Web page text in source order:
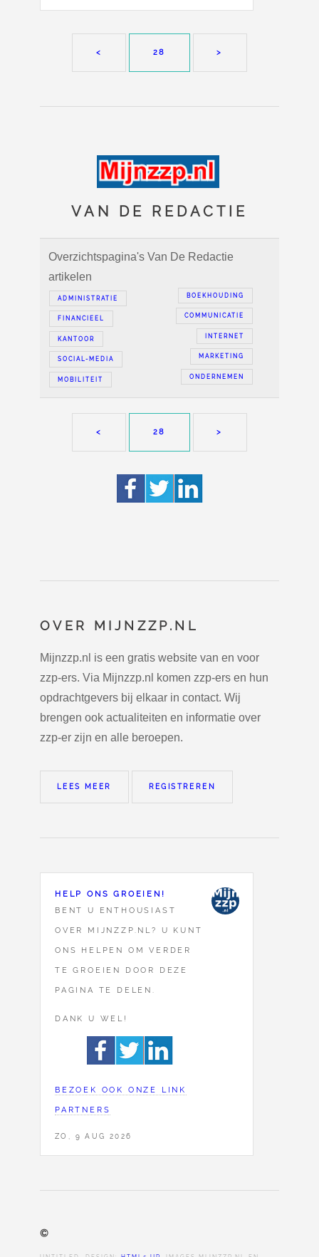
< 28 >
VAN DE REDACTIE
Overzichtspagina's Van De Redactie
artikelen
BOEKHOUDING
ADMINISTRATIE
COMMUNICATIE
FINANCIEEL
INTERNET
KANTOOR
MARKETING
SOCIAL-MEDIA
ONDERNEMEN
MOBILITEIT
< 28 >
OVER MIJNZZP.NL
Mijnzzp.nl is een gratis website van en voor
zzp-ers. Via Mijnzzp.nl komen zzp-ers en hun
opdrachtgevers bij elkaar in contact. Wij
brengen ook actualiteiten en informatie over
zzp-er zijn en alle beroepen.
LEES MEER REGISTREREN
HELP ONS GROEIEN!
BENT U ENTHOUSIAST
OVER MIJNZZP.NL? U KUNT
ONS HELPEN OM VERDER
TE GROEIEN DOOR DEZE
PAGINA TE DELEN.
DANK U WEL!
BEZOEK OOK ONZE LINK
PARTNERS
ZO, 9 AUG 2026
©